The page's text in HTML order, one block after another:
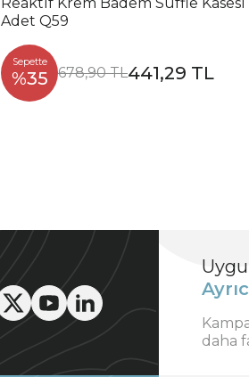
Reaktif Krem Badem Suffle Kasesi
Adet Q59
Sepette
%35 678,90 TL441,29 TL
daha